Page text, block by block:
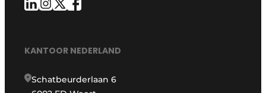
KANTOOR NEDERLAND
Schatbeurderlaan 6